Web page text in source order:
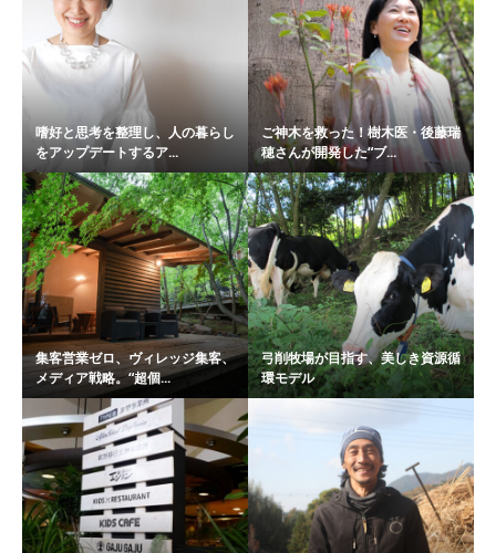
嗜好と思考を整理し、人の暮らし
をアップデートするア...
ご神木を救った！樹木医・後藤瑞
穂さんが開発した“ブ...
集客営業ゼロ、ヴィレッジ集客、
メディア戦略。“超個...
弓削牧場が目指す、美しき資源循
環モデル